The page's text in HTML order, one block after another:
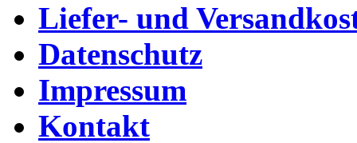
Liefer- und
Datenschutz
Impressum
Kontakt